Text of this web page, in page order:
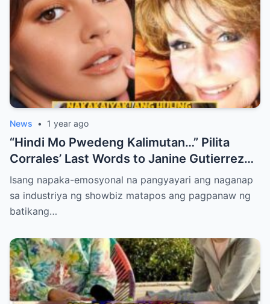
News • 1 year ago
“Hindi Mo Pwedeng Kalimutan…” Pilita
Corrales’ Last Words to Janine Gutierrez
Will Make You Cry!
Isang napaka-emosyonal na pangyayari ang naganap
sa industriya ng showbiz matapos ang pagpanaw ng
batikang…